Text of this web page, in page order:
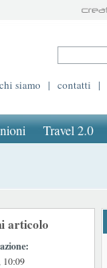
chi siamo | contatti |
Travel 2.0
articolo
10:09